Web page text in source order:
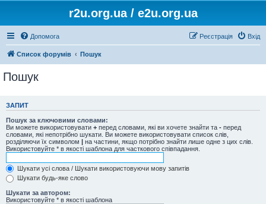
r2u.org.ua / e2u.org.ua
Допомога Вхід
Реєстрація
Список форумів Пошук
Пошук
ЗАПИТ
Пошук за ключовими словами:
Ви можете використовувати + перед словами, які ви хочете знайти та - перед
словами, які непотрібно шукати. Ви можете використовувати список слів,
розділяючи їх символом | на частини, якщо потрібно знайти лише одне з цих слів.
Використовуйте * в якості шаблона для часткового співпадання.
Шукати усі слова / Шукати використовуючи мову запитів
Шукати будь-яке слово
Шукати за автором:
Використовуйте * в якості шаблона